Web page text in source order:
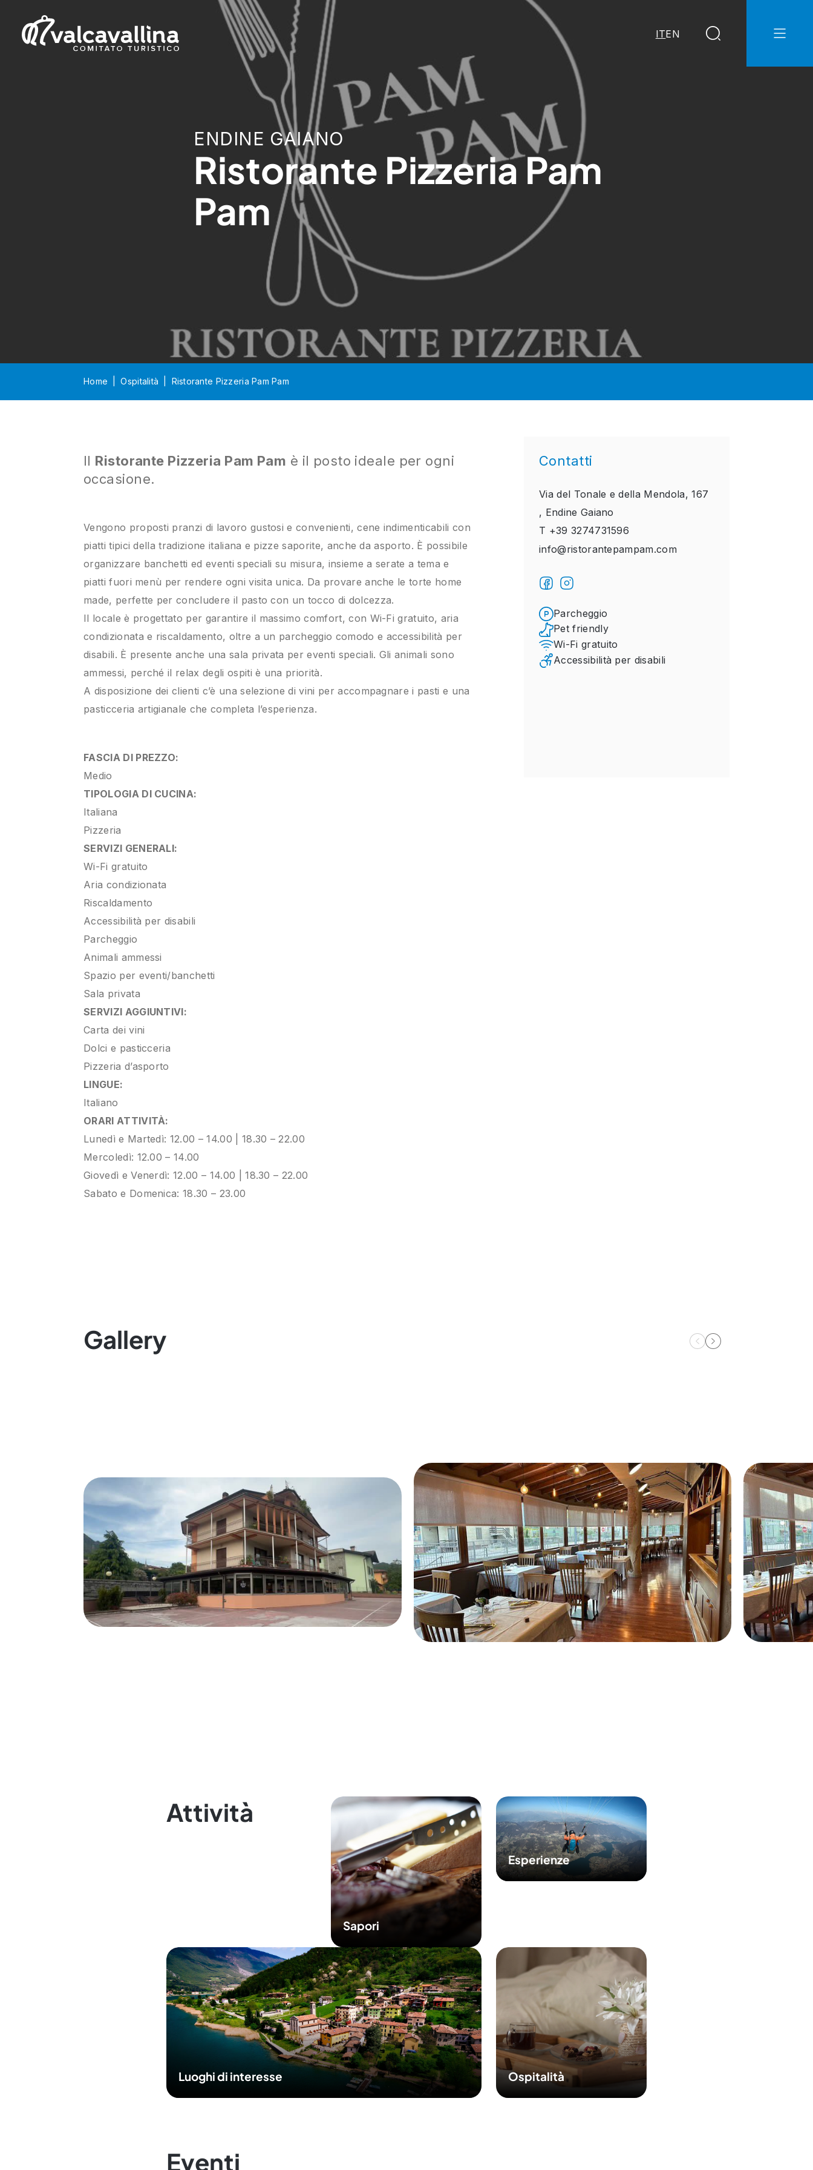
ITEN
ENDINE GAIANO
Ristorante Pizzeria Pam
Pam
Home Ospitalità Ristorante Pizzeria Pam Pam
Il Ristorante Pizzeria Pam Pam è il posto ideale per ogni
occasione.
Vengono proposti pranzi di lavoro gustosi e convenienti, cene indimenticabili con
piatti tipici della tradizione italiana e pizze saporite, anche da asporto. È possibile
organizzare banchetti ed eventi speciali su misura, insieme a serate a tema e
piatti fuori menù per rendere ogni visita unica. Da provare anche le torte home
made, perfette per concludere il pasto con un tocco di dolcezza.
Il locale è progettato per garantire il massimo comfort, con Wi-Fi gratuito, aria
condizionata e riscaldamento, oltre a un parcheggio comodo e accessibilità per
disabili. È presente anche una sala privata per eventi speciali. Gli animali sono
ammessi, perché il relax degli ospiti è una priorità.
A disposizione dei clienti c’è una selezione di vini per accompagnare i pasti e una
pasticceria artigianale che completa l’esperienza.
FASCIA DI PREZZO:
Medio
TIPOLOGIA DI CUCINA:
Italiana
Pizzeria
SERVIZI GENERALI:
Wi-Fi gratuito
Aria condizionata
Riscaldamento
Accessibilità per disabili
Parcheggio
Animali ammessi
Spazio per eventi/banchetti
Sala privata
SERVIZI AGGIUNTIVI:
Carta dei vini
Dolci e pasticceria
Pizzeria d’asporto
LINGUE:
Italiano
ORARI ATTIVITÀ:
Lunedì e Martedì: 12.00 – 14.00 | 18.30 – 22.00
Mercoledì: 12.00 – 14.00
Giovedì e Venerdì: 12.00 – 14.00 | 18.30 – 22.00
Sabato e Domenica: 18.30 – 23.00
Contatti
Via del Tonale e della Mendola, 167
, Endine Gaiano
T +39 3274731596
info@ristorantepampam.com
Parcheggio
Pet friendly
Wi-Fi gratuito
Accessibilità per disabili
Gallery
Attività
Sapori
Esperienze
Luoghi di interesse Ospitalità
Eventi